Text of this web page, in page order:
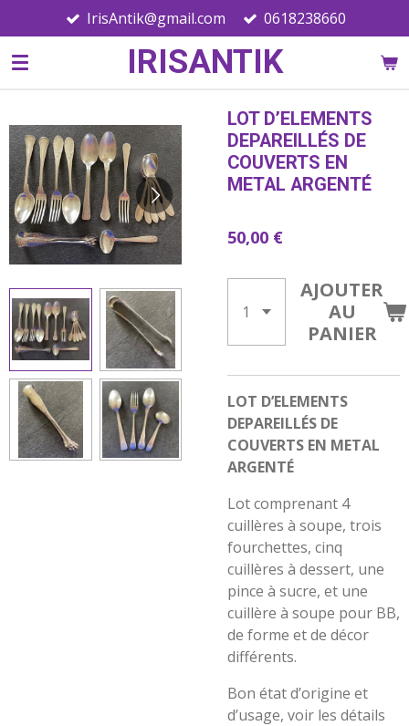
au
contenu
IRISANTIK
IrisAntik@gmail.com 0618238660
LOT D’ELEMENTS
DEPAREILLÉS DE
COUVERTS EN
METAL ARGENTÉ
50,00 €
AJOUTER
AU
PANIER
LOT D’ELEMENTS
DEPAREILLÉS DE
COUVERTS EN METAL
ARGENTÉ
Lot comprenant 4
cuillères à soupe, trois
fourchettes, cinq
cuillères à dessert, une
pince à sucre, et une
cuillère à soupe pour BB,
de forme et de décor
différents.
Bon état d’origine et
d’usage, voir les détails